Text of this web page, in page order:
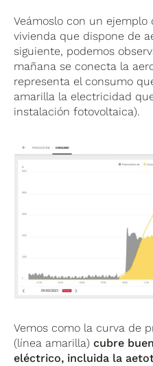
Veámoslo con un
vivienda que dispone de
siguiente, podemos
mañana se conecta la
representa el consumo
amarilla la electricidad
instalación fotovoltaica).
Vemos como la curva de
(línea amarilla)cubre
eléctrico, incluida la